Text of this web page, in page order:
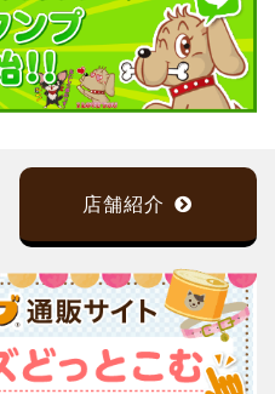
店舗紹介